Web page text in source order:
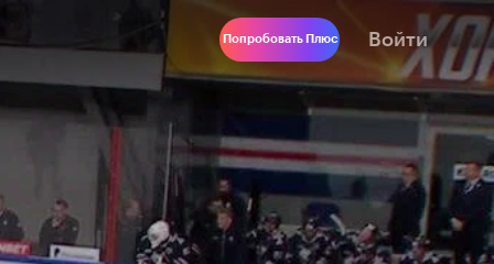
Попробовать Плюс Войти